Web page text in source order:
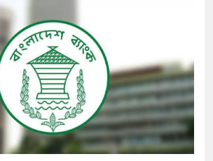
না : জয়সওয়াল
উন্নয়ন করতে চাই : এমপি